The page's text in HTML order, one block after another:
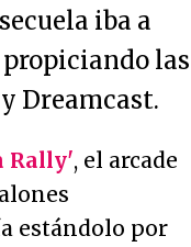
iba a
las
Dreamcast.
Rally', el arcade
estándolo por